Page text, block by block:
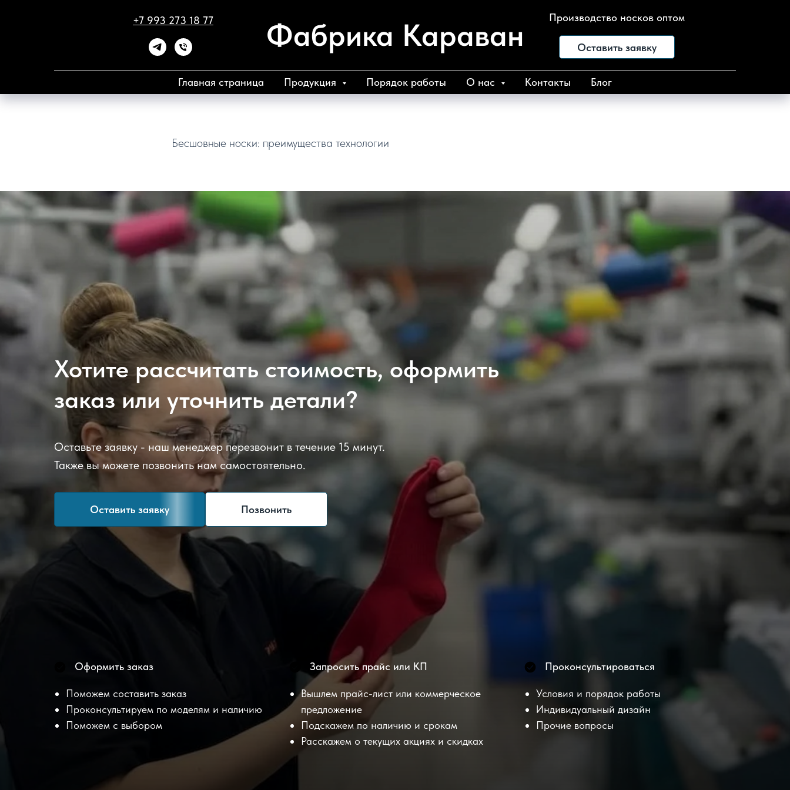
Фабрика Караван
+7 993 273 18 77 Производство носков оптом
Оставить заявку
Главная страница Продукция Порядок работы О нас Контакты Блог
Бесшовные носки: преимущества технологии
Хотите рассчитать стоимость, оформить
заказ или уточнить детали?
Оставьте заявку - наш менеджер перезвонит в течение 15 минут.
Также вы можете позвонить нам самостоятельно.
Оставить заявку Позвонить
Оформить заказ
Поможем составить заказ
Проконсультируем по моделям и наличию
Поможем с выбором
Запросить прайс или КП
Вышлем прайс-лист или коммерческое
предложение
Подскажем по наличию и срокам
Расскажем о текущих акциях и скидках
Проконсультироваться
Условия и порядок работы
Индивидуальный дизайн
Прочие вопросы